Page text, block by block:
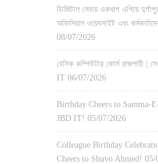
ডিজিটাল সেবায় একধাপ এগিয়ে
অফিসিয়াল ওয়েবসাইট এবং
08/07/2026
বেসিক কম্পিউটার কোর্স রাজশাহী |
IT 06/07/2026
Birthday Cheers to Samma-
JBD IT! 05/07/2026
Colleague Birthday
Cheers to Shuvo Ahmed! 05/